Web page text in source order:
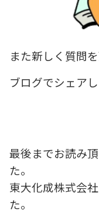
また新しく質問
ブログでシェア
最後までお読み
た。
東大化成株式会
た。